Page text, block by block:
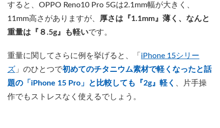
すると、OPPO Reno10 Pro 5Gは2.1mm幅が大きく、
11mm高さがありますが、
厚さは『1.1mm』薄く、なんと
重量は『８.5g』も軽いです。
重量に関してさらに例を挙げると、「 iPhone 15シリー
ズ 」のひとつで初めてのチタニウム素材で軽くなったと話
題の「iPhone 15 Pro」と比較しても『2g』軽く
、片手操
作でもストレスなく使えるでしょう。